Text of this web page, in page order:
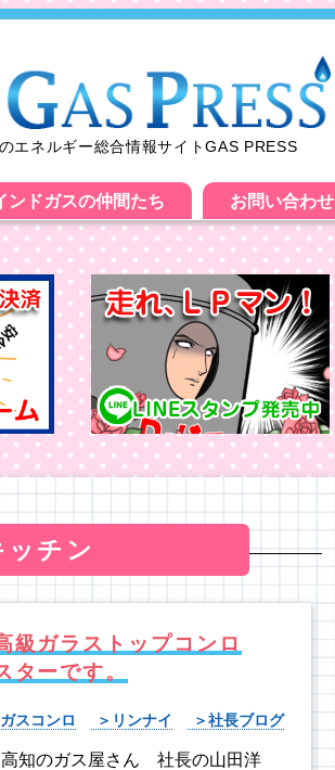
エネルギー総合情報サイトGAS PRESS
ンドガスの仲間たち お問い合わせ
チン
級ガラストップコンロ
ターです。
ガスコンロ リンナイ 社長ブログ
高知のガス屋さん 社長の山田洋